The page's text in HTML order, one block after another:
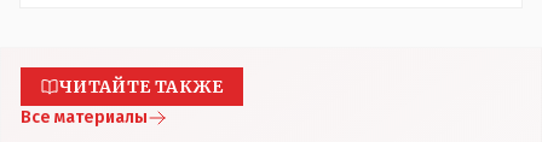
ЧИТАЙТЕ ТАКЖЕ
Все материалы